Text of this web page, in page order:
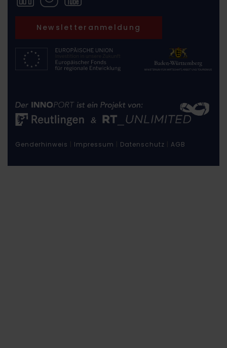
Newsletteranmeldung
Genderhinweis Impressum Datenschutz AGB